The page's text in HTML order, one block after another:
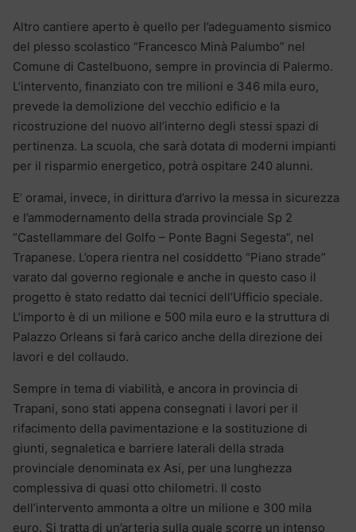
Altro cantiere aperto è quello per l’adeguamento sismico
del plesso scolastico “Francesco Minà Palumbo” nel
Comune di Castelbuono, sempre in provincia di Palermo.
L’intervento, finanziato con tre milioni e 346 mila euro,
prevede la demolizione del vecchio edificio e la
ricostruzione del nuovo all’interno degli stessi spazi di
pertinenza. La scuola, che sarà dotata di moderni impianti
per il risparmio energetico, potrà ospitare 240 alunni.
E’ oramai, invece, in dirittura d’arrivo la messa in sicurezza
e l’ammodernamento della strada provinciale Sp 2
“Castellammare del Golfo – Ponte Bagni Segesta”, nel
Trapanese. L’opera rientra nel cosiddetto “Piano strade”
varato dal governo regionale e anche in questo caso il
progetto è stato redatto dai tecnici dell’Ufficio speciale.
L’importo è di un milione e 500 mila euro e la struttura di
Palazzo Orleans si farà carico anche della direzione dei
lavori e del collaudo.
Sempre in tema di viabilità, e ancora in provincia di
Trapani, sono stati appena consegnati i lavori per il
rifacimento della pavimentazione e la sostituzione di
giunti, segnaletica e barriere laterali della strada
provinciale denominata ex Asi, per una lunghezza
complessiva di quasi otto chilometri. Il costo
dell’intervento ammonta a oltre un milione e 300 mila
euro. Si tratta di un’arteria sulla quale scorre un intenso